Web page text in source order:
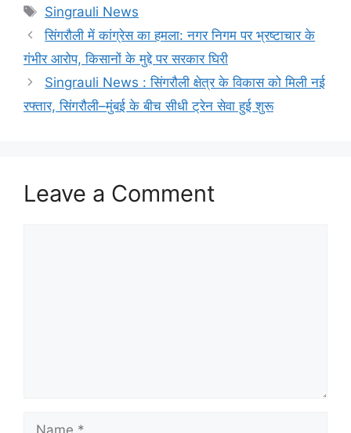
Tags
Singrauli News
सिंगरौली में कांग्रेस का हमला: नगर निगम पर भ्रष्टाचार के
गंभीर आरोप, किसानों के मुद्दे पर सरकार घिरी
Singrauli News : सिंगरौली क्षेत्र के विकास को मिली नई
रफ्तार, सिंगरौली–मुंबई के बीच सीधी ट्रेन सेवा हुई शुरू
Leave a Comment
Name